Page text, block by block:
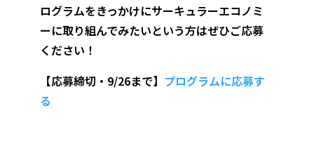
ログラムをきっかけにサーキュラーエコノミ
ーに取り組んでみたいという方はぜひご応募
ください！
【応募締切・9/26まで】 プログラムに応募す
る